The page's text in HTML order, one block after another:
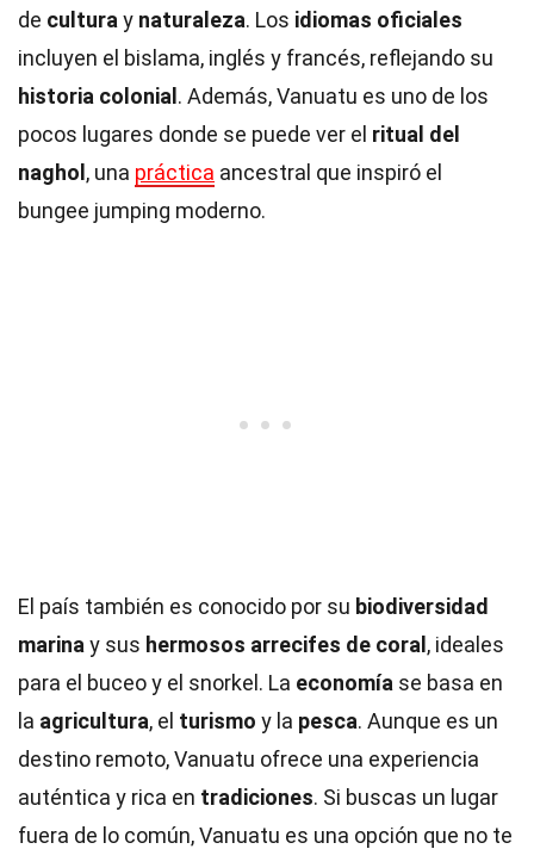
de cultura y naturaleza. Los idiomas oficiales
incluyen el bislama, inglés y francés, reflejando su
historia colonial . Además, Vanuatu es uno de los
pocos lugares donde se puede ver el ritual del
naghol , una práctica ancestral que inspiró el
bungee jumping moderno.
El país también es conocido por su biodiversidad
marina y sus hermosos arrecifes de coral , ideales
para el buceo y el snorkel. La economía se basa en
la agricultura, el turismo y la pesca. Aunque es un
destino remoto, Vanuatu ofrece una experiencia
auténtica y rica en tradiciones. Si buscas un lugar
fuera de lo común, Vanuatu es una opción que no te